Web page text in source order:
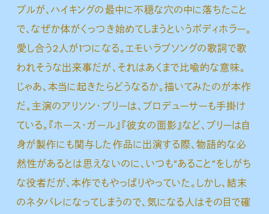
プルが、ハイキングの最中に不穏な穴の中に落ちたこと
で、なぜか体がくっつき始めてしまうというボディホラー。
愛し合う2人が1つになる。エモいラブソングの歌詞で歌
われそうな出来事だが、それはあくまで比喩的な意味。
じゃあ、本当に起きたらどうなるか。描いてみたのが本作
だ。主演のアリソン・ブリーは、プロデューサーも手掛け
ている。『ホース・ガール』『彼女の面影』など、ブリーは自
身が製作にも関与した作品に出演する際、物語的な必
然性があるとは思えないのに、いつも”あること”をしがち
な役者だが、本作でもやっぱりやっていた。しかし、結末
のネタバレになってしまうので、気になる人はその目で確